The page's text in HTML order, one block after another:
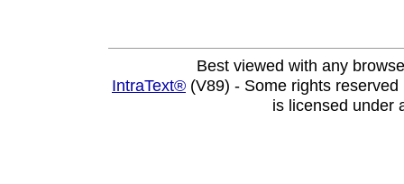
Best viewed with any
IntraText® (V89) - Some rights
is licensed under